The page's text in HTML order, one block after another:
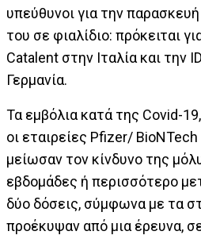
υπεύθυνοι για την
του σε φιαλίδιο: πρόκειται
Catalent στην Ιταλία και την
Γερμανία.
Τα εμβόλια κατά της Covid-
οι εταιρείες Pfizer/ BioNTech
μείωσαν τον κίνδυνο της
εβδομάδες ή περισσότερο
δύο δόσεις, σύμφωνα με τα
προέκυψαν από μια έρευνα,